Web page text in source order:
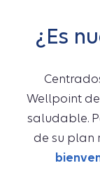
¿Es
Wellpoint
saludable.
de su plan